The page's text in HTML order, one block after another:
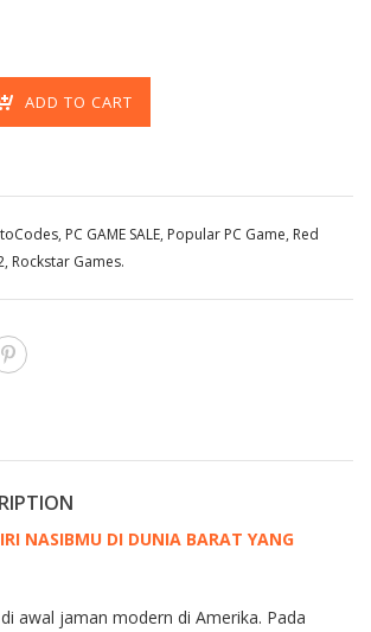
ADD TO CART
, PC GAME SALE, Popular PC Game, Red
, Rockstar Games.
NASIBMU DI DUNIA BARAT YANG
awal jaman modern di Amerika. Pada